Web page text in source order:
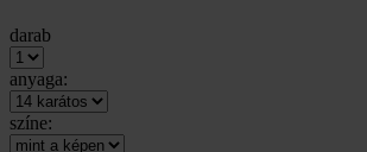
darab
anyaga:
színe: